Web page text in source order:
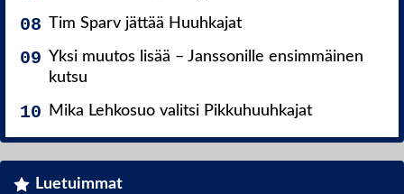
Tim Sparv jättää Huuhkajat
Yksi muutos lisää – Janssonille ensimmäinen
kutsu
Mika Lehkosuo valitsi Pikkuhuuhkajat
Luetuimmat